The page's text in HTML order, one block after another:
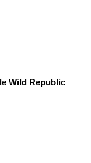
Wild Republic